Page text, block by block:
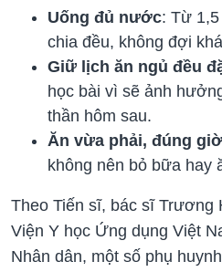
Uống đủ nước: Từ
chia đều, không đợi
Giữ lịch ăn ngủ đều
học bài vì sẽ ảnh
thần hôm sau.
Ăn vừa phải, đúng giờ
không nên bỏ bữa hay
Theo Tiến sĩ, bác sĩ Trương
Viện Y học Ứng dụng Việt
Nhân dân, một số phụ